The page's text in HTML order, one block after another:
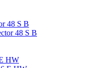
48 S B
HW